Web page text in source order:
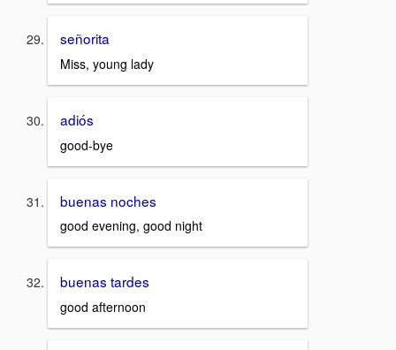
señorita
Miss, young lady
adiós
good-bye
buenas noches
good evening, good night
buenas tardes
good afternoon